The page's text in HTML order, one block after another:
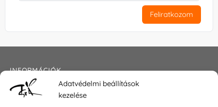
Adatvédelmi beállítások
kezelése
Feliratkozom
INFORMÁCIÓK
Általános szerződési feltételek